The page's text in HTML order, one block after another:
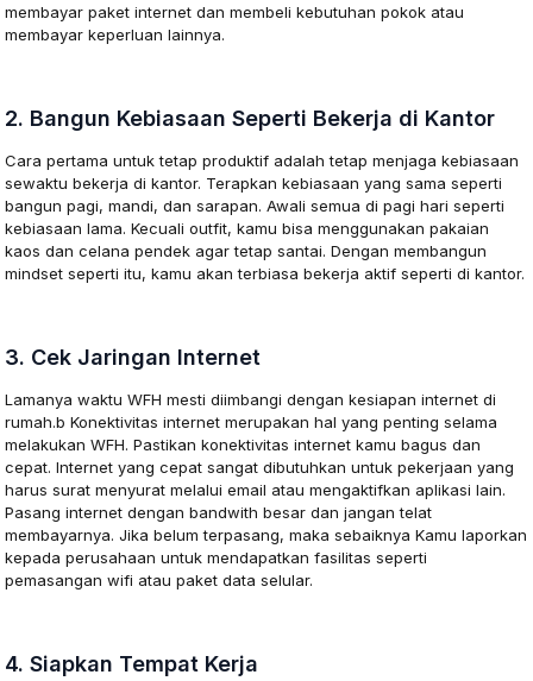
membayar paket internet dan membeli kebutuhan pokok atau
membayar keperluan lainnya.
2. Bangun Kebiasaan Seperti Bekerja di Kantor
Cara pertama untuk tetap produktif adalah tetap menjaga kebiasaan
sewaktu bekerja di kantor. Terapkan kebiasaan yang sama seperti
bangun pagi, mandi, dan sarapan. Awali semua di pagi hari seperti
kebiasaan lama. Kecuali outfit, kamu bisa menggunakan pakaian
kaos dan celana pendek agar tetap santai. Dengan membangun
mindset seperti itu, kamu akan terbiasa bekerja aktif seperti di kantor.
3. Cek Jaringan Internet
Lamanya waktu WFH mesti diimbangi dengan kesiapan internet di
rumah.b Konektivitas internet merupakan hal yang penting selama
melakukan WFH. Pastikan konektivitas internet kamu bagus dan
cepat. Internet yang cepat sangat dibutuhkan untuk pekerjaan yang
harus surat menyurat melalui email atau mengaktifkan aplikasi lain.
Pasang internet dengan bandwith besar dan jangan telat
membayarnya. Jika belum terpasang, maka sebaiknya Kamu laporkan
kepada perusahaan untuk mendapatkan fasilitas seperti
pemasangan wifi atau paket data selular.
4. Siapkan Tempat Kerja